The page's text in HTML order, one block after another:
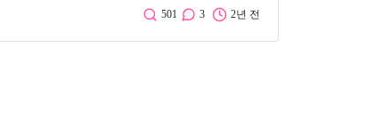
501 3 2년 전